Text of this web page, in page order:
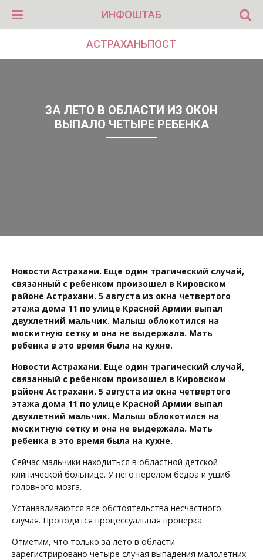
ИНФОШТАБ
АСТРАХАНЬПОСТ
ЗА ЛЕТО В ОБЛАСТИ ИЗ ОКОН
ВЫПАЛО ЧЕТЫРЕ РЕБЕНКА
Новости Астрахани. Еще один трагический случай,
связанный с ребенком произошел в Кировском
районе Астрахани. 5 августа из окна четвертого
этажа дома 11 по улице Красной Армии выпал
двухлетний мальчик. Малыш облокотился на
москитную сетку и она не выдержала. Мать
ребенка в это время была на кухне.
Новости Астрахани. Еще один трагический случай,
связанный с ребенком произошел в Кировском
районе Астрахани. 5 августа из окна четвертого
этажа дома 11 по улице Красной Армии выпал
двухлетний мальчик. Малыш облокотился на
москитную сетку и она не выдержала. Мать
ребенка в это время была на кухне.
Сейчас мальчики находиться в областной детской
клинической больнице. У него перелом бедра и ушиб
головного мозга.
Устанавливаются все обстоятельства несчастного
случая. Проводится процессуальная проверка.
Отметим, что только за лето в области
зарегистрировано четыре случая выпадения малолетних